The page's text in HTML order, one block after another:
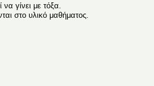
γίνει με τόξα.
στο υλικό μαθήματος.